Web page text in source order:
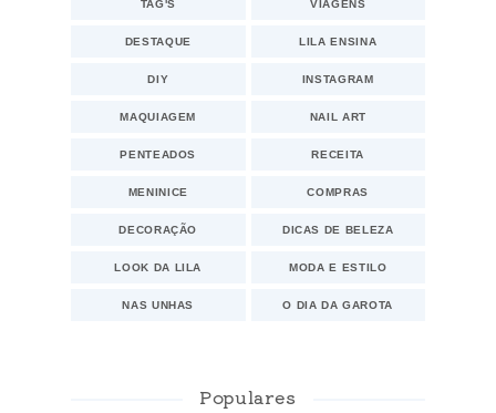
TAG'S VIAGENS
DESTAQUE LILA ENSINA
DIY INSTAGRAM
MAQUIAGEM NAIL ART
PENTEADOS RECEITA
MENINICE COMPRAS
DECORAÇÃO DICAS DE BELEZA
LOOK DA LILA MODA E ESTILO
NAS UNHAS O DIA DA GAROTA
Populares